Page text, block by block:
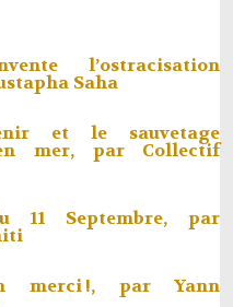
l’ostracisation
Saha
et le sauvetage
mer, par Collectif
11 Septembre, par
merci !, parYann